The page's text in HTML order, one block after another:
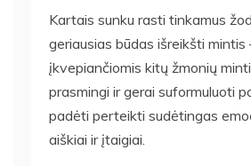
Kartais sunku rasti tinkamus
geriausias būdas išreikšti mintis
įkvepiančiomis kitų žmonių
prasmingi ir gerai suformuluoti
padėti perteikti sudėtingas
aiškiai ir įtaigiai.